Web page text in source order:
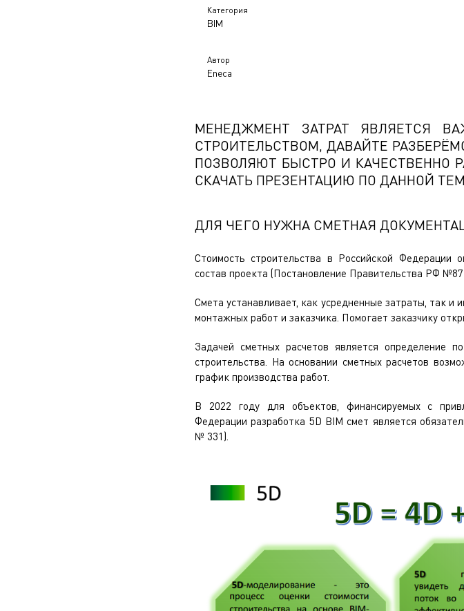
Категория
BIM
Автор
Eneca
МЕНЕДЖМЕНТ ЗАТРАТ ЯВЛЯЕТСЯ
СТРОИТЕЛЬСТВОМ, ДАВАЙТЕ
ПОЗВОЛЯЮТ БЫСТРО И КАЧЕСТВЕННО
СКАЧАТЬ ПРЕЗЕНТАЦИЮ ПО ДАННОЙ
ДЛЯ ЧЕГО НУЖНА СМЕТНАЯ
Стоимость строительства в Российской Федерации
состав проекта (Постановление Правительства РФ №87
Смета устанавливает, как усредненные затраты, так
монтажных работ и заказчика. Помогает заказчику
Задачей сметных расчетов является определение
строительства. На основании сметных расчетов
график производства работ.
В 2022 году для объектов, финансируемых с
Федерации разработка 5D BIM смет является
№ 331).